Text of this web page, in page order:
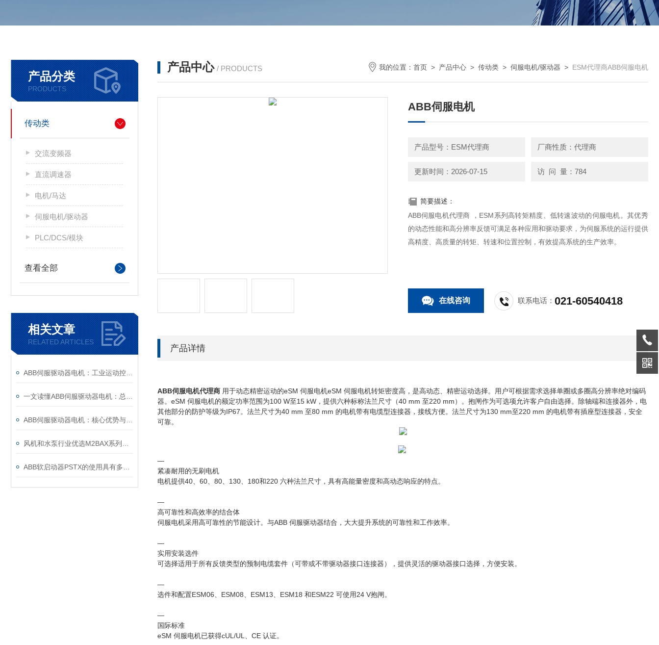
产品分类
PRODUCTS
传动类
交流变频器
直流调速器
电机/马达
伺服电机/驱动器
PLC/DCS/模块
查看全部
相关文章
RELATED ARTICLES
产品中心 / PRODUCTS 我的位置： 首页 > 产品中心 > 传动类 > 伺服电机/驱动器 > ESM代理商ABB伺服电机
ABB伺服电机
产品型号：ESM代理商 厂商性质：代理商
更新时间：2026-07-15 访 问 量：784
简要描述：
ABB伺服电机代理商 ，ESM系列高转矩精度、低转速波动的伺服电机。其优秀
的动态性能和高分辨率反馈可满足各种应用和驱动要求，为伺服系统的运行提供
高精度、高质量的转矩、转速和位置控制，有效提高系统的生产效率。
在线咨询 联系电话：021-60540418
产品详情
ABB伺服电机代理商 用于动态精密运动的eSM 伺服电机eSM 伺服电机转矩密度高，是高动态、精密运动选择。用户可根据需求选择单圈或多圈高分辨率绝对编码
器。eSM 伺服电机的额定功率范围为100 W至15 kW，提供六种标称法兰尺寸（40 mm 至220 mm）。抱闸作为可选项允许客户自由选择。除轴端和连接器外，电
其他部分的防护等级为IP67。法兰尺寸为40 mm 至80 mm 的电机带有电缆型连接器，接线方便。法兰尺寸为130 mm至220 mm 的电机带有插座型连接器，安全
可靠。
—
紧凑耐用的无刷电机
电机提供40、60、80、130、180和220 六种法兰尺寸，具有高能量密度和高动态响应的特点。
—
高可靠性和高效率的结合体
伺服电机采用高可靠性的节能设计。与ABB 伺服驱动器结合，大大提升系统的可靠性和工作效率。
—
实用安装选件
可选择适用于所有反馈类型的预制电缆套件（可带或不带驱动器接口连接器），提供灵活的驱动器接口选择，方便安装。
—
选件和配置ESM06、ESM08、ESM13、ESM18 和ESM22 可使用24 V抱闸。
—
国际标准
eSM 伺服电机已获得cUL/UL、CE 认证。